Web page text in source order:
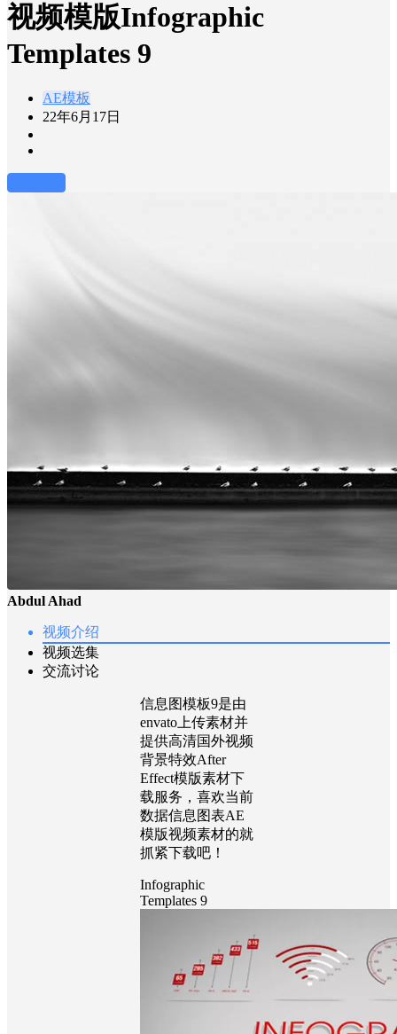
视频模版Infographic
Templates 9
AE模板
22年6月17日
Abdul Ahad
视频介绍
视频选集
交流讨论
信息图模板9是由
envato上传素材并
提供高清国外视频
背景特效After
Effect模版素材下
载服务，喜欢当前
数据信息图表AE
模版视频素材的就
抓紧下载吧！
Infographic
Templates 9